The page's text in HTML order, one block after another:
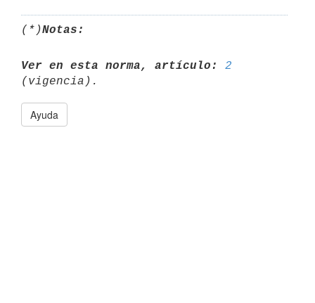
(*)Notas:
Ver en esta norma, artículo:
2
Ayuda